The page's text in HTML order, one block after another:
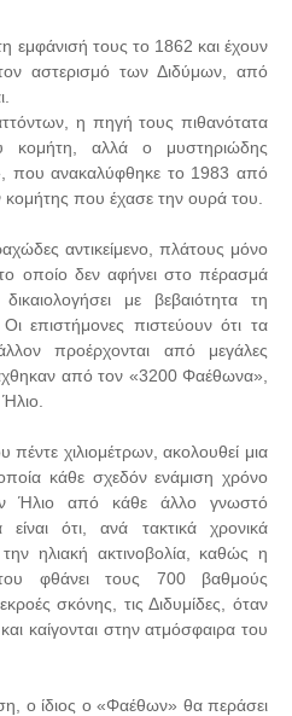
εμφάνισή τους το 1862 και έχουν
αστερισμό των Διδύμων, από
η πηγή τους πιθανότατα
κομήτη, αλλά ο μυστηριώδης
που ανακαλύφθηκε το 1983 από
κομήτης που έχασε την ουρά του.
αντικείμενο, πλάτους μόνο
οποίο δεν αφήνει στο πέρασμά
με βεβαιότητα τη
επιστήμονες πιστεύουν ότι τα
προέρχονται από μεγάλες
από τον «3200 Φαέθωνα»,
χιλιομέτρων, ακολουθεί μια
κάθε σχεδόν ενάμιση χρόνο
Ήλιο από κάθε άλλο γνωστό
ότι, ανά τακτικά χρονικά
ηλιακή ακτινοβολία, καθώς η
του φθάνει τους 700 βαθμούς
σκόνης, τις Διδυμίδες, όταν
καίγονται στην ατμόσφαιρα του
ο ίδιος ο «Φαέθων» θα περάσει